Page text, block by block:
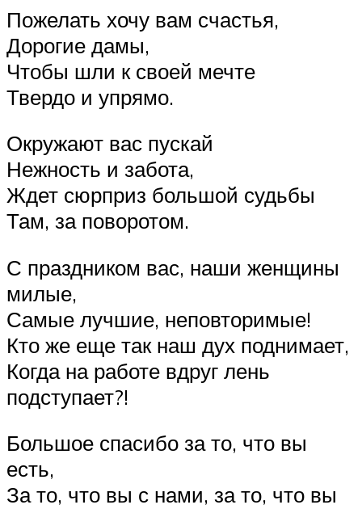
Пожелать хочу вам счастья,
Дорогие дамы,
Чтобы шли к своей мечте
Твердо и упрямо.
Окружают вас пускай
Нежность и забота,
Ждет сюрприз большой судьбы
Там, за поворотом.
С праздником вас, наши женщины
милые,
Самые лучшие, неповторимые!
Кто же еще так наш дух поднимает,
Когда на работе вдруг лень
подступает?!
Большое спасибо за то, что вы
есть,
За то, что вы с нами, за то, что вы